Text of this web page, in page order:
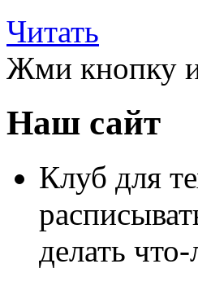
Читать
Жми кнопку и
Наш сайт
Клуб для
делать